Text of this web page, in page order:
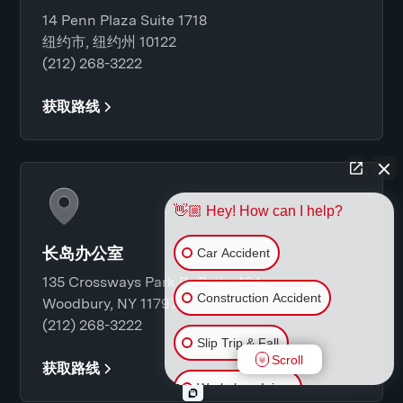
14 Penn Plaza Suite 1718
纽约市, 纽约州 10122
(212) 268-3222
获取路线
长岛办公室
135 Crossways Park Dr Suite 404
Woodbury, NY 11797
(212) 268-3222
获取路线
👋🏼 Hey! How can I help?
Car Accident
Construction Accident
Slip Trip & Fall
Workplace Injury
Scroll